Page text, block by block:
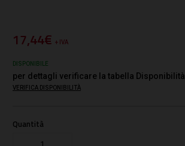
17,44€ + IVA
DISPONIBILE
per dettagli verificare la tabella Disponibilità
VERIFICA DISPONIBILITÀ
Quantità